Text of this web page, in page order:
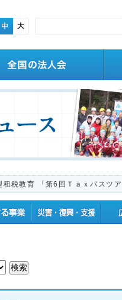
税教育 「第6回Ｔａｘバスツア
事業 震災復興支援・応援広